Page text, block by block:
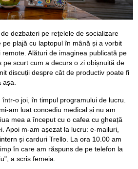
dezbateri pe rețelele de socializare
plajă cu laptopul în mână și a vorbit
Alături de imaginea publicată pe
pe scurt cum a decurs o zi obișnuită de
discuții despre cât de productiv poate fi
o joi, în timpul programului de lucru.
am luat concediu medical și nu am
mea a început cu o cafea cu gheață
Apoi m-am așezat la lucru: e-mailuri,
și carduri Trello. La ora 10.00 am
în care am răspuns de pe telefon la
a scris femeia.